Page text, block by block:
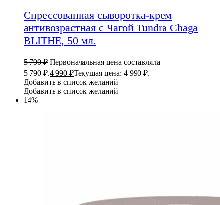
Спрессованная сыворотка-крем
антивозрастная с Чагой Tundra Chaga
BLITHE, 50 мл.
5 790₽ Первоначальная цена составляла
5 790 ₽.4 990 ₽Текущая цена: 4 990 ₽.
Добавить в список желаний
Добавить в список желаний
14%